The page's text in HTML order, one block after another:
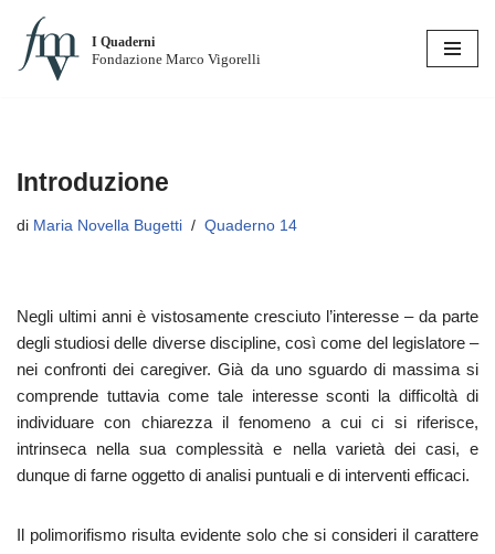
Vai
I Quaderni
Fondazione Marco Vigorelli
Introduzione
di Maria Novella Bugetti Quaderno 14
Negli ultimi anni è vistosamente cresciuto l’interesse – da parte
degli studiosi delle diverse discipline, così come del legislatore –
nei confronti dei caregiver. Già da uno sguardo di massima si
comprende tuttavia come tale interesse sconti la difficoltà di
individuare con chiarezza il fenomeno a cui ci si riferisce,
intrinseca nella sua complessità e nella varietà dei casi, e
dunque di farne oggetto di analisi puntuali e di interventi efficaci.
Il polimorifismo risulta evidente solo che si consideri il carattere